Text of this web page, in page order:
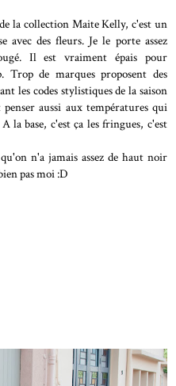
la collection Maite Kelly, c'est un
des fleurs. Je le porte assez
Il est vraiment épais pour
de marques proposent des
les codes stylistiques de la saison
aussi aux températures qui
la base, c'est ça les fringues, c'est
n'a jamais assez de haut noir
pas moi :D